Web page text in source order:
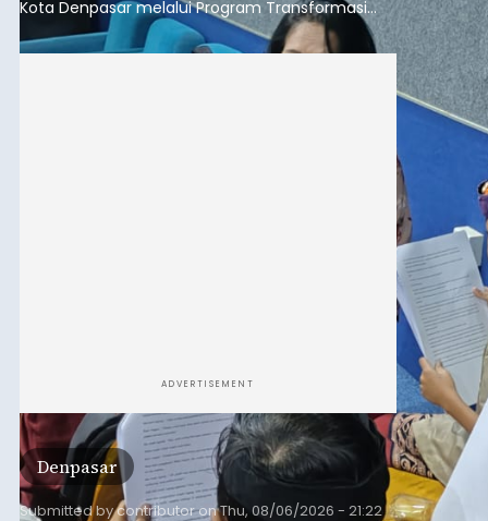
Kota Denpasar melalui Program Transformasi
Perpustakaan Berbasis Inklusi Sosial (TPBIS).
Tahun ini, sebanyak 63 siswa kelas IV dan V SD
ADVERTISEMENT
Denpasar
Submitted bycontributoronThu, 08/06/2026 - 21:22